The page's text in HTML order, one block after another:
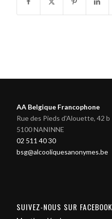
AA Belgique Francophone
Rue des Pieds d'Alouette, 42 b
5100 NANINNE
02 511 40 30
bsg@alcooliquesanonymes.be
SUIVEZ-NOUS SUR FACEBOOK